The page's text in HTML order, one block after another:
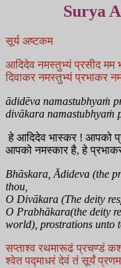
Surya
सूर्य अष्टकम
आदिदेव नमस्तुभ्यं प्रसीद मम
दिवाकर नमस्तुभ्यं प्रभाकर
ādidēva namastubhyaṁ
divākara namastubhyaṁ
हे आदिदेव भास्कर ! आपको
आपको नमस्कार है, हे
Bhāskara, Ādideva (the
thou,
O Divākara (The deity
O Prabhākara(the deity
world), prostrations unto
सप्ताश्व रथमारूढं प्रचण्डं
श्वेत पद्माधरं देवं तं सूर्यं